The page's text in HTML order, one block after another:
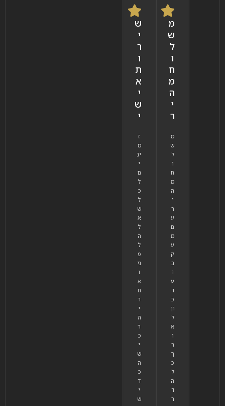
מ
ש
ל
ו
ח
מ
ה
י
ר
מ
ש
ל
ו
ח
מ
ה
י
ר
ע
ם
מ
ע
ק
ב
ו
ע
ד
כ
ון
ל
א
ו
ר
ך
כ
ל
ה
ד
ר
ש
י
ר
ו
ת
א
י
ש
י
ז
מ
ינ
י
ם
ל
כ
ל
ש
א
ל
ה
ל
פ
ני
ו
א
ח
ר
י
ה
ר
כ
י
ש
ה
כ
ד
י
ש